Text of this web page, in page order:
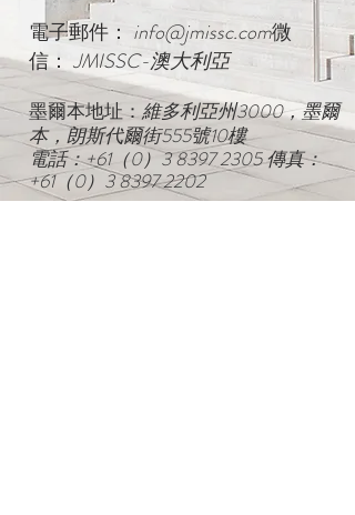
電子郵件： info@jmissc.com微
信： JMISSC-澳大利亞
墨爾本地址：維多利亞州3000，墨爾
本，朗斯代爾街555號10樓
電話：+61（0）38397 2305傳真：
+61（0）38397 2202